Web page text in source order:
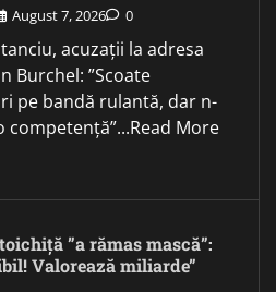
August 7, 2026 0
acuzații la adresa
Burchel: ”Scoate
pe bandă rulantă, dar n-
competență”...Read More
”a rămas mască”:
Valorează miliarde”